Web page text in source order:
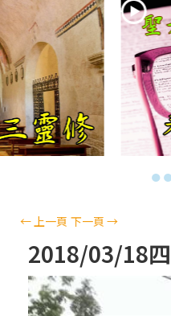
【信仰之旅
玲珠 老師
【信仰之旅
—金毓瑋 神
【信仰之旅
—金毓瑋 神父
【信仰之旅
【信仰之旅
●●
← 上一頁 下一頁→